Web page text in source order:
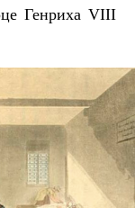
Генриха VIII